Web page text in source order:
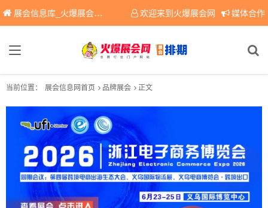
展会信息库_火爆展会网免费展会信息查询平台，提供专业会展服务！ 欢迎来到火爆展会网 媒体合作
当前位置： 展会信息网首页 品牌展会 正文